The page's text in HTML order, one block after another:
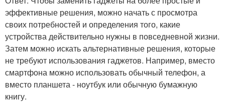
эффективные решения, можно начать с просмотра
своих потребностей и определения того, какие
устройства действительно нужны в повседневной жизни.
Затем можно искать альтернативные решения, которые
не требуют использования гаджетов. Например, вместо
смартфона можно использовать обычный телефон, а
вместо планшета - ноутбук или обычную бумажную
книгу.